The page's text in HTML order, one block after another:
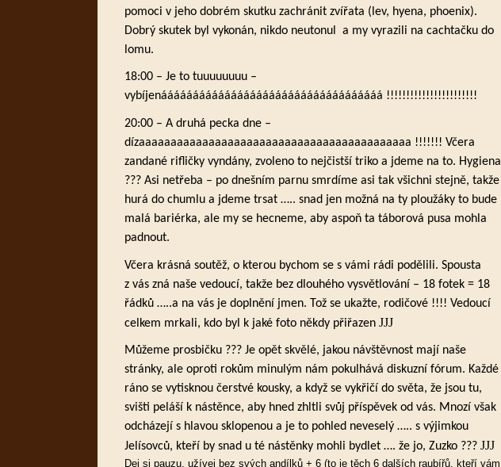
pomoci v jeho dobrém skutku zachránit zvířata (lev, hyena, phoenix).
Dobrý skutek byl vykonán, nikdo neutonul a my vyrazili na cachtačku do
lomu.
18:00 – Je to tuuuuuuuu –
vybíjenááááááááááááááááááááááááááááááááááá !!!!!!!!!!!!!!!!!!!!!!!
20:00 – A druhá pecka dne –
dízaaaaaaaaaaaaaaaaaaaaaaaaaaaaaaaaaaaaaaaaaaa !!!!!!! Včera
zandané rifličky vyndány, zvoleno to nejčistší triko a jdeme na to. Hygiena
??? Asi netřeba – po dnešním parnu smrdíme asi tak všichni stejně, takže
hurá do chumlu a jdeme trsat ….. snad jen možná na ty ploužáky to bude
malá bariérka, ale my se hecneme, aby aspoň ta táborová pusa mohla
padnout.
Včera krásná soutěž, o kterou bychom se s vámi rádi podělili. Spousta
z vás zná naše vedoucí, takže bez dlouhého vysvětlování – 18 fotek = 18
řádků …..a na vás je doplnění jmen. Tož se ukažte, rodičové !!!! Vedoucí
celkem mrkali, kdo byl k jaké foto někdy přiřazen JJJ
Můžeme prosbičku ??? Je opět skvělé, jakou návštěvnost mají naše
stránky, ale oproti rokům minulým nám pokulhává diskuzní fórum. Každé
ráno se vytisknou čerstvé kousky, a když se vykřičí do světa, že jsou tu,
svišti peláší k nástěnce, aby hned zhltli svůj příspěvek od vás. Mnozí však
odcházejí s hlavou sklopenou a je to pohled neveselý ….. s výjimkou
Jelísovců, kteří by snad u té nástěnky mohli bydlet …. že jo, Zuzko ??? JJJ
Dej si pauzu, užívej bez svých andílků + 6 (to je těch 6 dalších raubířů, kteří vám